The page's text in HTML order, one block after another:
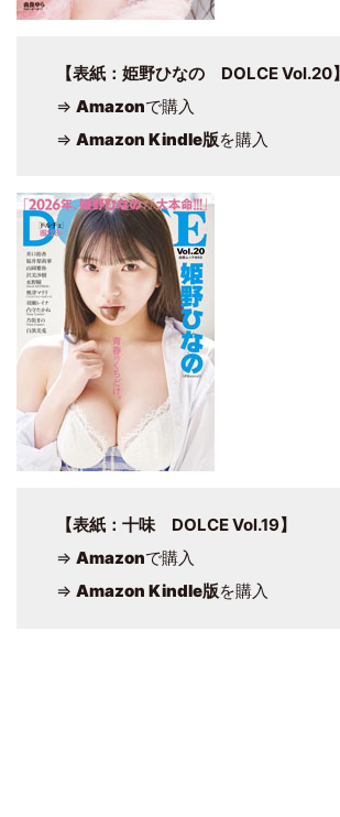
【表紙：姫野ひなの DOLCE Vol.20】
⇒ Amazonで購入
⇒ Amazon Kindle版を購入
【表紙：十味 DOLCE Vol.19】
⇒ Amazonで購入
⇒ Amazon Kindle版を購入